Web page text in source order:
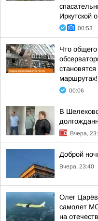
Иркутской
00:53
Что
маршрутах!
00:06
В
Вчера,
Доброй
Вчера, 23:40
Олег
самолет
на